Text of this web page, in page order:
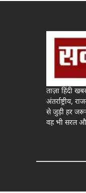
ताज़ा हिंदी
अंतर्राष्ट्रीय,
से जुड़ी हर
वह भी सरल